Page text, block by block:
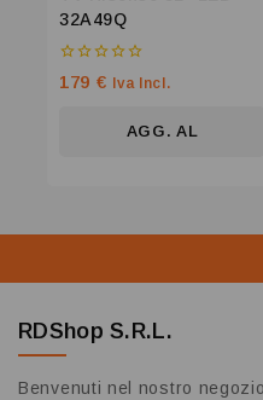
32A49Q
0
su
179 € Iva Incl.
AGG. AL
RDShop S.R.L.
Benvenuti nel nostro